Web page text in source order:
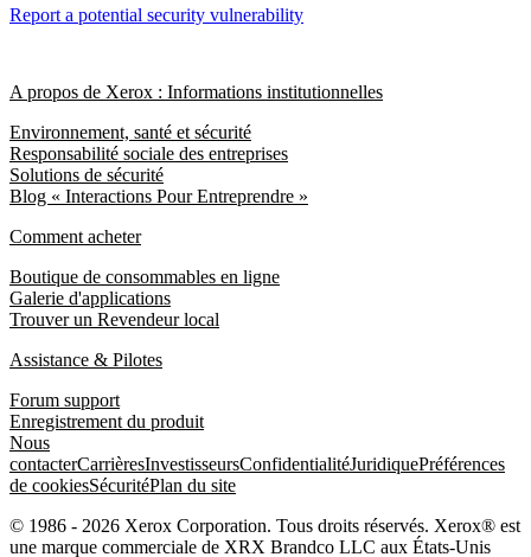
Report a potential security vulnerability
A propos de Xerox : Informations institutionnelles
Environnement, santé et sécurité
Responsabilité sociale des entreprises
Solutions de sécurité
Blog « Interactions Pour Entreprendre »
Comment acheter
Boutique de consommables en ligne
Galerie d'applications
Trouver un Revendeur local
Assistance & Pilotes
Forum support
Enregistrement du produit
Nous
contacterCarrièresInvestisseursConfidentialitéJuridiquePréférences
de cookiesSécuritéPlan du site
© 1986 - 2026 Xerox Corporation. Tous droits réservés. Xerox® est
une marque commerciale de XRX Brandco LLC aux États-Unis